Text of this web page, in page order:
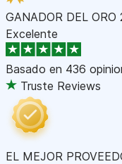
GANADOR DEL ORO
Excelente
Basado en 436
Truste Reviews
EL MEJOR